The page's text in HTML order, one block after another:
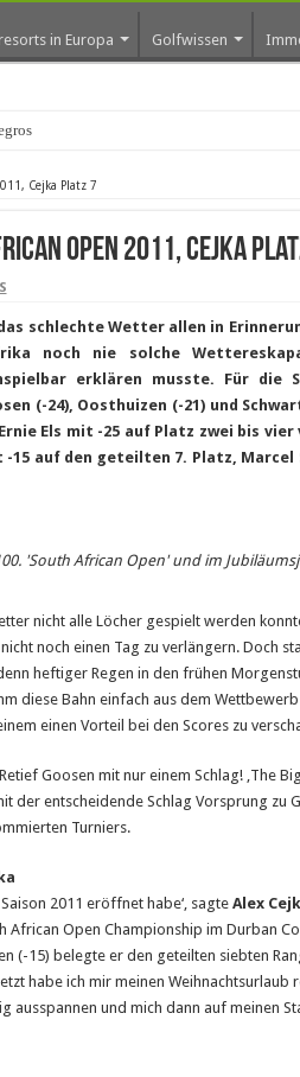
in Europa Golfwissen
erste Golf
Cejka Platz 7
Open 2011, Cejka
schlechte Wetter allen in
noch nie solche
erklären musste. Für die
(-24), Oosthuizen (-21) und
Els mit -25 auf Platz zwei bis vier
-15 auf den geteilten 7. Platz, Marcel
'South African Open' und im
nicht alle Löcher gespielt werden
noch einen Tag zu verlängern. Doch
heftiger Regen in den frühen
diese Bahn einfach aus dem
einen Vorteil bei den Scores zu
Goosen mit nur einem Schlag! ‚The
der entscheidende Schlag Vorsprung zu
Turniers.
2011 eröffnet habe‘, sagte Alex
African Open Championship im Durban
(-15) belegte er den geteilten siebten
habe ich mir meinen Weihnachtsurlaub
ausspannen und mich dann auf meinen